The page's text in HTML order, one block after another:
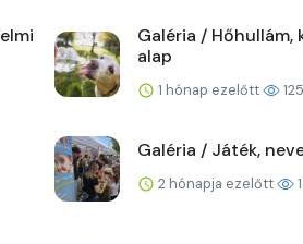
Galéria / Hőhullám,
alap
1 hónap ezelőtt 125
Galéria / Játék,
2 hónapja ezelőtt